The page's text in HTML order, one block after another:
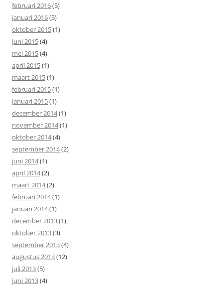
februari 2016(5)
januari 2016(5)
oktober 2015(1)
juni 2015(4)
mei 2015(4)
april 2015(1)
maart 2015(1)
februari 2015(1)
januari 2015(1)
december 2014(1)
november 2014(1)
oktober 2014(4)
september 2014(2)
juni 2014(1)
april 2014(2)
maart 2014(2)
februari 2014(1)
januari 2014(1)
december 2013(1)
oktober 2013(3)
september 2013(4)
augustus 2013(12)
juli 2013(5)
juni 2013(4)